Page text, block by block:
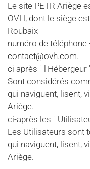
Le site PETR Ariège
OVH, dont le siège
Roubaix
numéro de téléphone
contact@ovh.com.
ci après " l'Hébergeur
Sont considérés
qui naviguent, lisent,
Ariège.
ci-après les "
Les Utilisateurs sont
qui naviguent, lisent,
Ariège.